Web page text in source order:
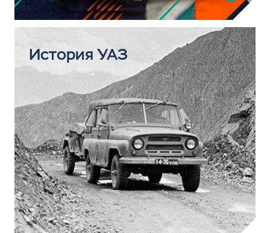
История УАЗ